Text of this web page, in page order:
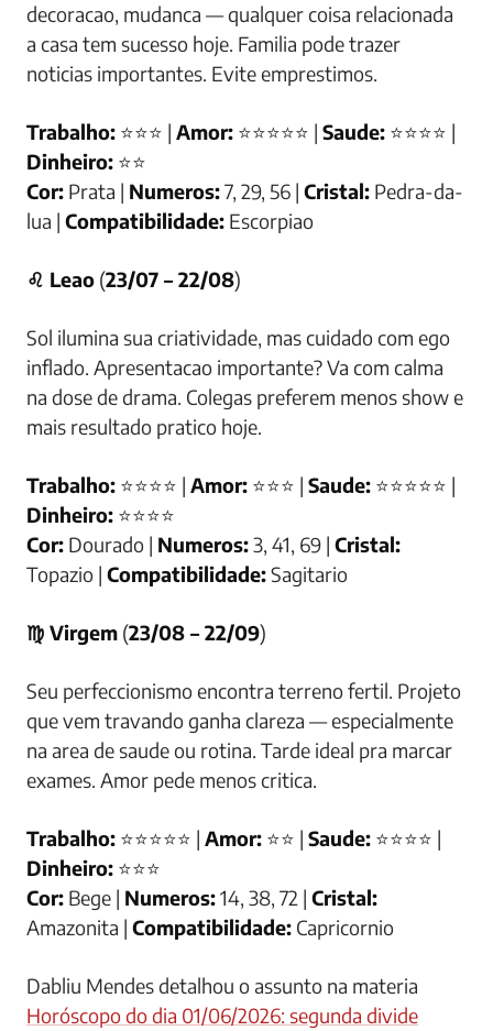
decoracao, mudanca — qualquer coisa relacionada
a casa tem sucesso hoje. Familia pode trazer
noticias importantes. Evite emprestimos.
Trabalho: ⭐⭐⭐ | Amor: ⭐⭐⭐⭐⭐ | Saude: ⭐⭐⭐⭐ |
Dinheiro: ⭐⭐
Cor: Prata | Numeros:7, 29, 56 | Cristal: Pedra-da-
lua | Compatibilidade: Escorpiao
♌ Leao (23/07 – 22/08)
Sol ilumina sua criatividade, mas cuidado com ego
inflado. Apresentacao importante? Va com calma
na dose de drama. Colegas preferem menos show e
mais resultado pratico hoje.
Trabalho: ⭐⭐⭐⭐ | Amor: ⭐⭐⭐ | Saude: ⭐⭐⭐⭐⭐ |
Dinheiro: ⭐⭐⭐⭐
Cor: Dourado | Numeros:3, 41, 69 | Cristal:
Topazio | Compatibilidade:Sagitario
♍ Virgem (23/08 – 22/09)
Seu perfeccionismo encontra terreno fertil. Projeto
que vem travando ganha clareza — especialmente
na area de saude ou rotina. Tarde ideal pra marcar
exames. Amor pede menos critica.
Trabalho: ⭐⭐⭐⭐⭐ | Amor: ⭐⭐ | Saude: ⭐⭐⭐⭐ |
Dinheiro: ⭐⭐⭐
Cor: Bege | Numeros:14, 38, 72 | Cristal:
Amazonita | Compatibilidade: Capricornio
Dabliu Mendes detalhou o assunto na materia
Horóscopo do dia 01/06/2026: segunda divide